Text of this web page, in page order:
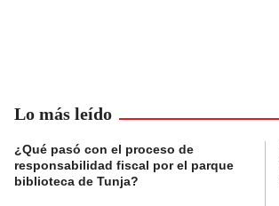
Lo más leído
¿Qué pasó con el proceso de
responsabilidad fiscal por el parque
biblioteca de Tunja?